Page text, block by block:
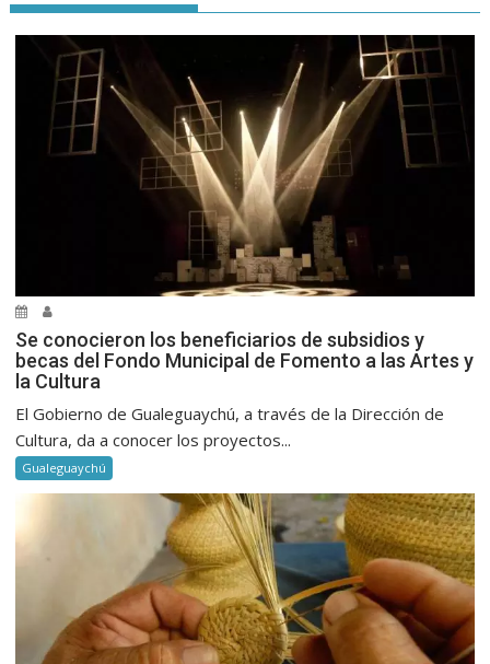
Se conocieron los beneficiarios de subsidios y
becas del Fondo Municipal de Fomento a las Artes y
la Cultura
El Gobierno de Gualeguaychú, a través de la Dirección de
Cultura, da a conocer los proyectos...
Gualeguaychú